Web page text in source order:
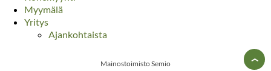
Myymälä
Yritys
Ajankohtaista
Mainostoimisto Semio ›